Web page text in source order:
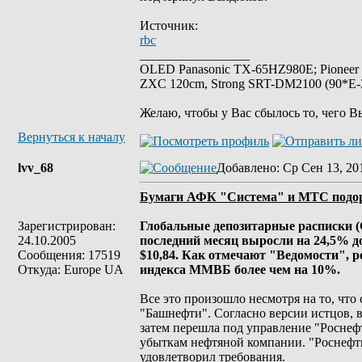
Источник:
rbc
OLED Panasonic TX-65HZ980E;
ZXC 120cm, Strong SRT-DM2100
Желаю, чтобы у Вас сбылось то, чего
Вернуться к началу
lvv_68
Зарегистрирован:
24.10.2005
Сообщения: 17519
Откуда: Europe UA
Добавлено: Ср Сен 13,
Бумаги АФК "Система" и МТС
Глобальные депозитарные
последний месяц выросли на 24,5%
$10,84. Как отмечают "Ведомости",
индекса ММВБ более чем на 10%.
Все это произошло несмотря на то,
"Башнефти". Согласно версии истцов,
затем перешла под управление
убыткам нефтяной компании.
удовлетворил требования.